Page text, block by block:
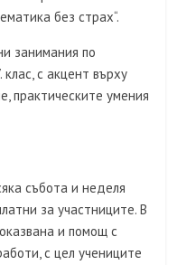
без страх“.
занимания по
с акцент върху
практическите умения
събота и неделя
за участниците. В
и помощ с
с цел учениците